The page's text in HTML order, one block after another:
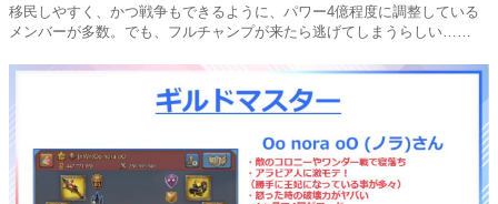
移民しやすく、かつ戦争もできるように、パワー4億程度に調整している
メンバーが多数。でも、フルチャンプが来たら逃げてしまうらしい……